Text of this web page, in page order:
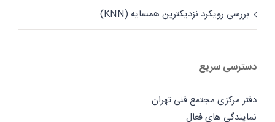
بررسی رویکرد نزدیکترین همسایه (KNN)
دسترسی سریع
دفتر مرکزی مجتمع فنی تهران
نمایندگی های فعال